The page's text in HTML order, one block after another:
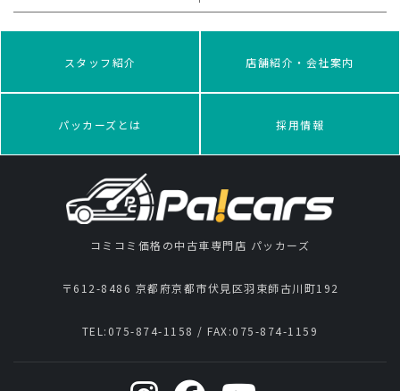
スタッフ紹介 店舗紹介・会社案内
パッカーズとは 採用情報
コミコミ価格の中古車専門店 パッカーズ
〒612-8486 京都府京都市伏見区羽束師古川町192
TEL: 075-874-1158 / FAX:075-874-1159